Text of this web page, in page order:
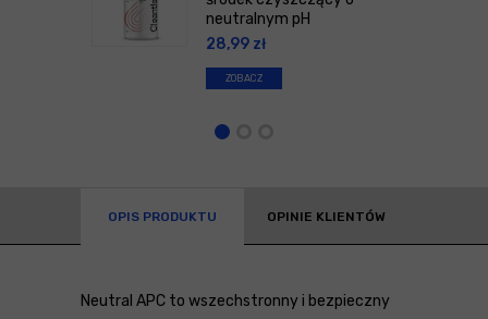
neutralnym pH
28,99 zł
ZOBACZ
OPIS PRODUKTU OPINIE KLIENTÓW
Neutral APC to wszechstronny i bezpieczny